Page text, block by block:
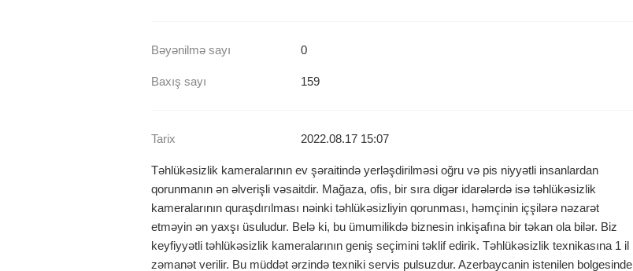
Bəyənilmə sayı 0
Baxış sayı 159
Tarix 2022.08.17 15:07
Təhlükəsizlik kameralarının ev şəraitində yerləşdirilməsi oğru və pis niyyətli insanlardan
qorunmanın ən əlverişli vəsaitdir. Mağaza, ofis, bir sıra digər idarələrdə isə təhlükəsizlik
kameralarının quraşdırılması nəinki təhlükəsizliyin qorunması, həmçinin içşilərə nəzarət
etməyin ən yaxşı üsuludur. Belə ki, bu ümumilikdə biznesin inkişafına bir təkan ola bilər. Biz
keyfiyyətli təhlükəsizlik kameralarının geniş seçimini təklif edirik. Təhlükəsizlik texnikasına 1 il
zəmanət verilir. Bu müddət ərzində texniki servis pulsuzdur. Azerbaycanin istenilen bolgesinde